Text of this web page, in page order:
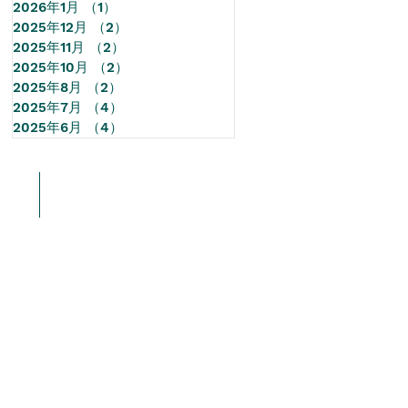
2026年1月
（1）
2025年12月
（2）
2025年11月
（2）
2025年10月
（2）
2025年8月
（2）
2025年7月
（4）
2025年6月
（4）